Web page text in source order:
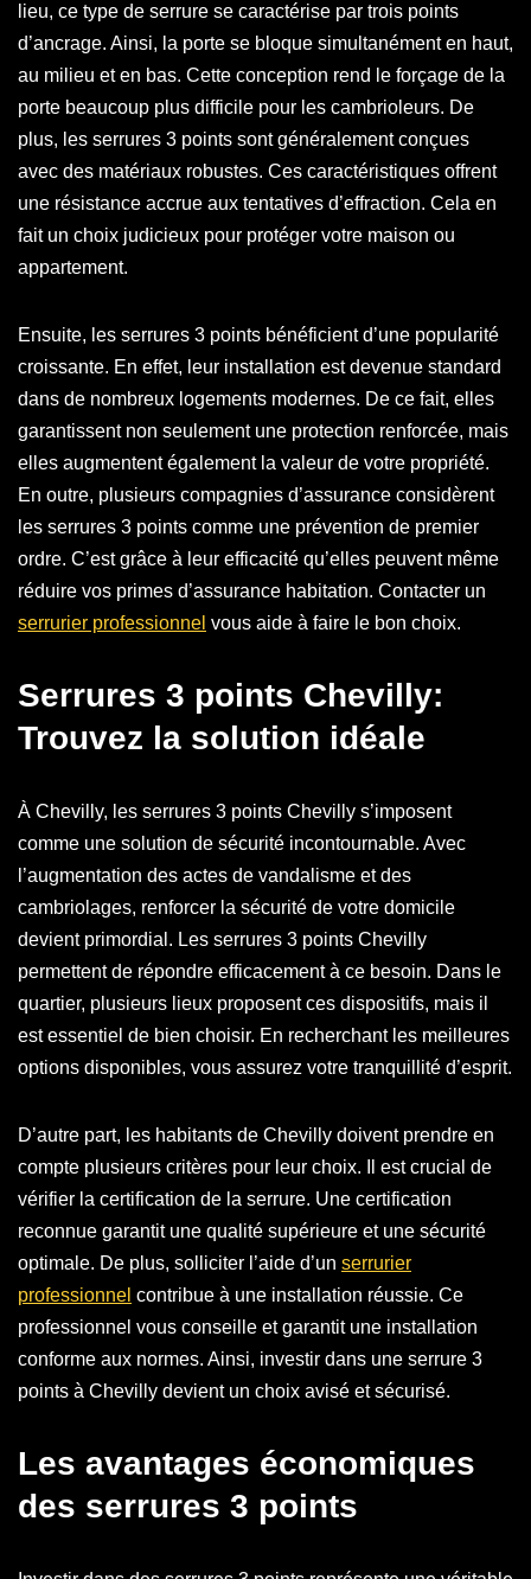
lieu, ce type de serrure se caractérise par trois points
d’ancrage. Ainsi, la porte se bloque simultanément en haut,
au milieu et en bas. Cette conception rend le forçage de la
porte beaucoup plus difficile pour les cambrioleurs. De
plus, les serrures 3 points sont généralement conçues
avec des matériaux robustes. Ces caractéristiques offrent
une résistance accrue aux tentatives d’effraction. Cela en
fait un choix judicieux pour protéger votre maison ou
appartement.
Ensuite, les serrures 3 points bénéficient d’une popularité
croissante. En effet, leur installation est devenue standard
dans de nombreux logements modernes. De ce fait, elles
garantissent non seulement une protection renforcée, mais
elles augmentent également la valeur de votre propriété.
En outre, plusieurs compagnies d’assurance considèrent
les serrures 3 points comme une prévention de premier
ordre. C’est grâce à leur efficacité qu’elles peuvent même
réduire vos primes d’assurance habitation. Contacter un
serrurier professionnel vous aide à faire le bon choix.
Serrures 3 points Chevilly:
Trouvez la solution idéale
À Chevilly, les serrures 3 points Chevilly s’imposent
comme une solution de sécurité incontournable. Avec
l’augmentation des actes de vandalisme et des
cambriolages, renforcer la sécurité de votre domicile
devient primordial. Les serrures 3 points Chevilly
permettent de répondre efficacement à ce besoin. Dans le
quartier, plusieurs lieux proposent ces dispositifs, mais il
est essentiel de bien choisir. En recherchant les meilleures
options disponibles, vous assurez votre tranquillité d’esprit.
D’autre part, les habitants de Chevilly doivent prendre en
compte plusieurs critères pour leur choix. Il est crucial de
vérifier la certification de la serrure. Une certification
reconnue garantit une qualité supérieure et une sécurité
optimale. De plus, solliciter l’aide d’un serrurier
professionnel contribue à une installation réussie. Ce
professionnel vous conseille et garantit une installation
conforme aux normes. Ainsi, investir dans une serrure 3
points à Chevilly devient un choix avisé et sécurisé.
Les avantages économiques
des serrures 3 points